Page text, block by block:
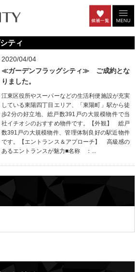
ティ
2020/04/04
≪ガーデンフラッグシティ≫ ご成約とな
りました。
江東区役所やスーパーなどの生活利便施設が充実
している東陽四丁目エリア、「東陽町」駅から徒
歩2分の好立地、総戸数391戸の大規模物件で当
社イチオシのおすすめ物件です。【外観】 総戸
数391戸の大規模物件、管理体制良好の駅近物件
です。【エントランス＆アプローチ】 高級感の
あるエントランスが魅力■名称 ：...